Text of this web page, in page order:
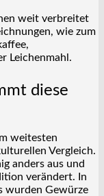
weit verbreitet
wie zum
Leichenmahl.
diese
weitesten
Vergleich.
anders aus und
verändert. In
wurden Gewürze